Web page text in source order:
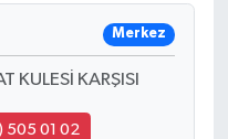
Merkez
KULESİ KARŞISI
505 01 02